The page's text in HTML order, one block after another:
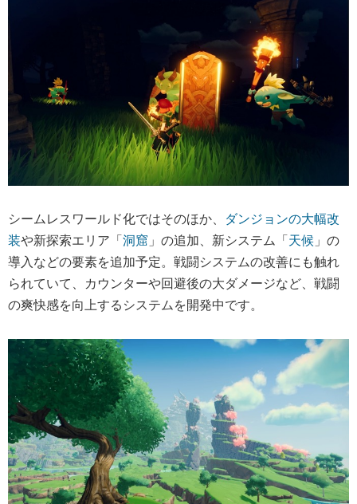
シームレスワールド化ではそのほか、 ダンジョンの大幅改
装や新探索エリア「洞窟 」の追加、新システム「天候 」の
導入などの要素を追加予定。戦闘システムの改善にも触れ
られていて、カウンターや回避後の大ダメージなど、戦闘
の爽快感を向上するシステムを開発中です。